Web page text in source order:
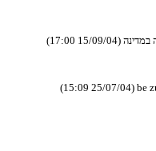
הביסמב קיראו ןא לצא
(15:09 25/07/04) be